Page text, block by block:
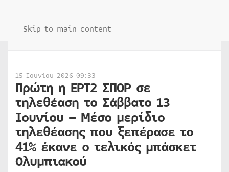
Skip to main content
15 Ιουνίου 2026 09:33
Πρώτη η ΕΡΤ2 ΣΠΟΡ σε
τηλεθέαση το Σάββατο 13
Ιουνίου – Μέσο μερίδιο
τηλεθέασης που ξεπέρασε το
41% έκανε ο τελικός μπάσκετ
Ολυμπιακού